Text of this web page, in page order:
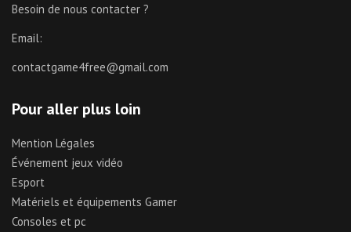
Besoin de nous contacter ?
Email:
contactgame4free@gmail.com
Pour aller plus loin
Mention Légales
Événement jeux vidéo
Esport
Matériels et équipements Gamer
Consoles et pc